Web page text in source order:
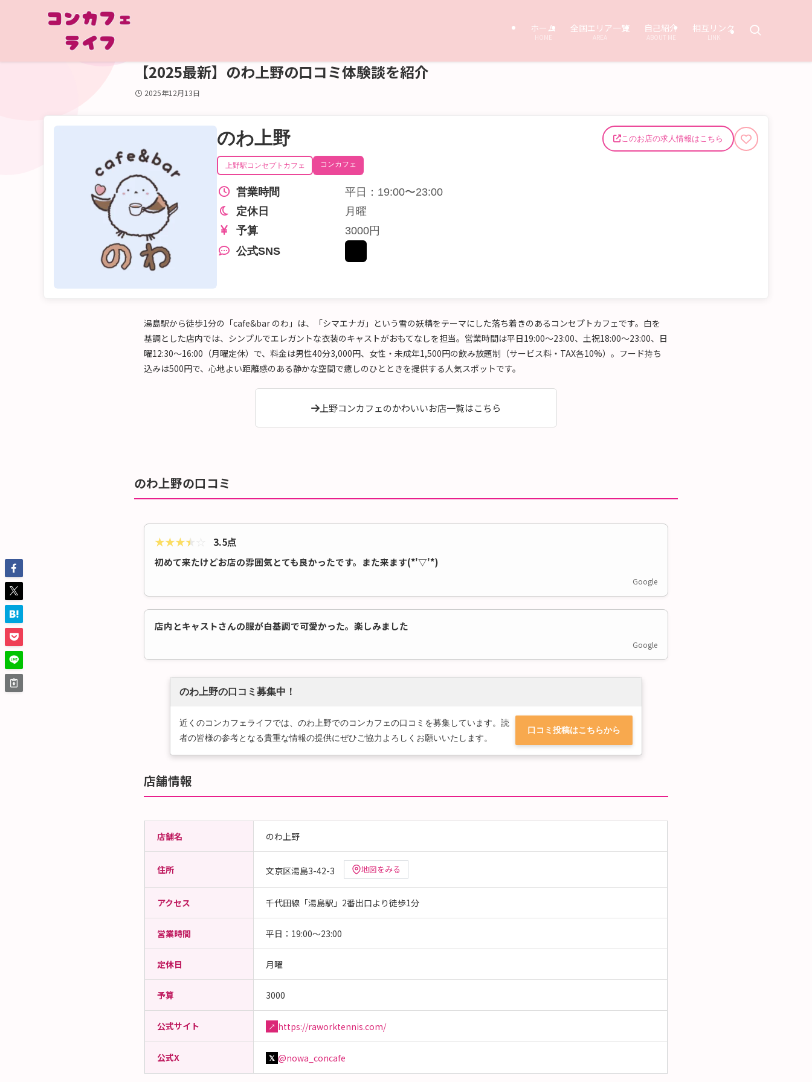
ホーム
HOME
全国エリア一覧
AREA
自己紹介
ABOUT ME
相互リンク
LINK
【2025最新】のわ上野の口コミ体験談を紹介
2025年12月13日
のわ上野
上野駅コンセプトカフェ コンカフェ
営業時間
平日：19:00〜23:00
定休日
月曜
予算
3000円
公式SNS
このお店の求人情報はこちら
湯島駅から徒歩1分の「cafe&bar のわ」は、「シマエナガ」という雪の妖精をテーマにした落ち着きのあるコンセプトカフェです。白を
基調とした店内では、シンプルでエレガントな衣装のキャストがおもてなしを担当。営業時間は平日19:00～23:00、土祝18:00～23:00、日
曜12:30～16:00（月曜定休）で、料金は男性40分3,000円、女性・未成年1,500円の飲み放題制（サービス料・TAX各10%）。フード持ち
込みは500円で、心地よい距離感のある静かな空間で癒しのひとときを提供する人気スポットです。
上野コンカフェのかわいいお店一覧はこちら
のわ上野の口コミ
★★★★ 3.5点
初めて来たけどお店の雰囲気とても良かったです。また来ます(*'▽'*)
Google
店内とキャストさんの服が白基調で可愛かった。楽しみました
Google
のわ上野の口コミ募集中！
近くのコンカフェライフでは、のわ上野でのコンカフェの口コミを募集しています。読
者の皆様の参考となる貴重な情報の提供にぜひご協力よろしくお願いいたします。
口コミ投稿はこちらから
店舗情報
店舗名 のわ上野
住所 文京区湯島3-42-3 地図をみる
アクセス 千代田線「湯島駅」2番出口より徒歩1分
営業時間 平日：19:00〜23:00
定休日 月曜
予算 3000
公式サイト ↗ https://raworktennis.com/
公式X 𝕏 @nowa_concafe